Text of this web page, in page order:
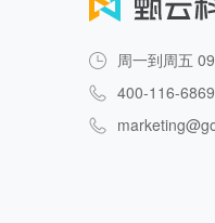
周一到周五
400-116-6869